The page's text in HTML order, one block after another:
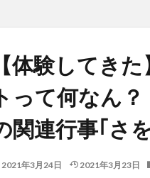
【体験してき
って何なん
関連行事｢さ
2021年3月24日 2021年3月23日